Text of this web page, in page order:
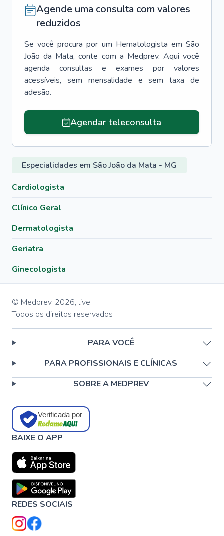
Agende uma consulta com valores
reduzidos
Se você procura por um Hematologista em São
João da Mata, conte com a Medprev. Aqui você
agenda consultas e exames por valores
acessíveis, sem mensalidade e sem taxa de
adesão.
Agendar teleconsulta
Especialidades em São João da Mata - MG
Cardiologista
Clínico Geral
Dermatologista
Geriatra
Ginecologista
© Medprev, 2026, live
Todos os direitos reservados
PARA VOCÊ
PARA PROFISSIONAIS E CLÍNICAS
SOBRE A MEDPREV
Verificada por
BAIXE O APP
REDES SOCIAIS